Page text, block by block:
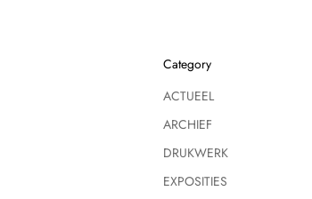
Category
ACTUEEL
ARCHIEF
DRUKWERK
EXPOSITIES